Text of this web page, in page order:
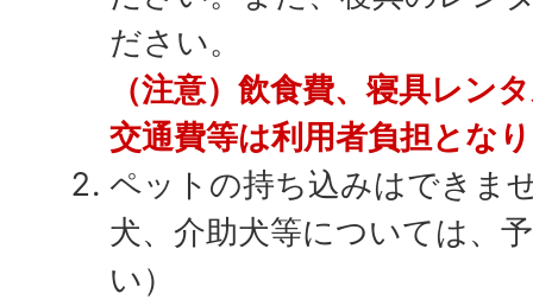
ださい。
（注意）飲食費、寝具レン
交通費等は利用者負担とな
ペットの持ち込みはできま
犬、介助犬等については、
い）